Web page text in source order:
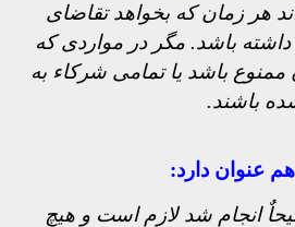
هر زمان که بخواهد تقاضای
باشد. مگر در مواردی که
باشد یا تمامی شرکاء به
باشند.
انجام شد لازم است و هیچ